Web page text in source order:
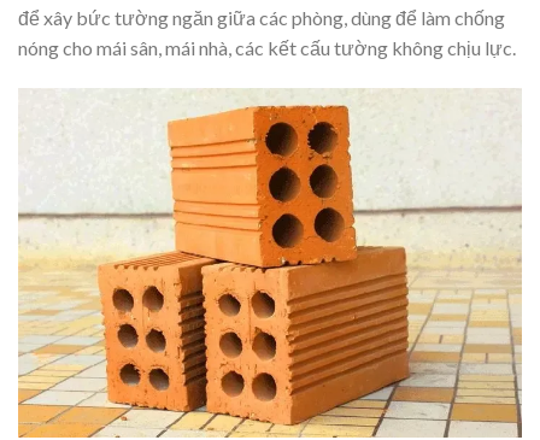
để xây bức tường ngăn giữa các phòng, dùng để làm chống
nóng cho mái sân, mái nhà, các kết cấu tường không chịu lực.